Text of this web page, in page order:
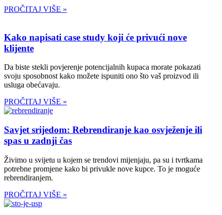
PROČITAJ VIŠE »
Kako napisati case study koji će privući nove
klijente
Da biste stekli povjerenje potencijalnih kupaca morate pokazati
svoju sposobnost kako možete ispuniti ono što vaš proizvod ili
usluga obećavaju.
PROČITAJ VIŠE »
Savjet srijedom: Rebrendiranje kao osvježenje ili
spas u zadnji čas
Živimo u svijetu u kojem se trendovi mijenjaju, pa su i tvrtkama
potrebne promjene kako bi privukle nove kupce. To je moguće
rebrendiranjem.
PROČITAJ VIŠE »